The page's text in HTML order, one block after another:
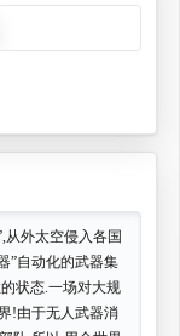
从外太空侵入各国
”自动化的武器集
状态.一场对大规
!由于无人武器消